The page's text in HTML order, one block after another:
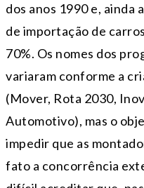
dos anos 1990 e, ainda
de importação de
70%. Os nomes dos
variaram conforme a
(Mover, Rota 2030,
Automotivo), mas o
impedir que as
fato a concorrência